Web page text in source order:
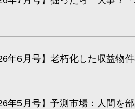
年6月号】老朽化した収益物
年5月号】予測市場：人間を